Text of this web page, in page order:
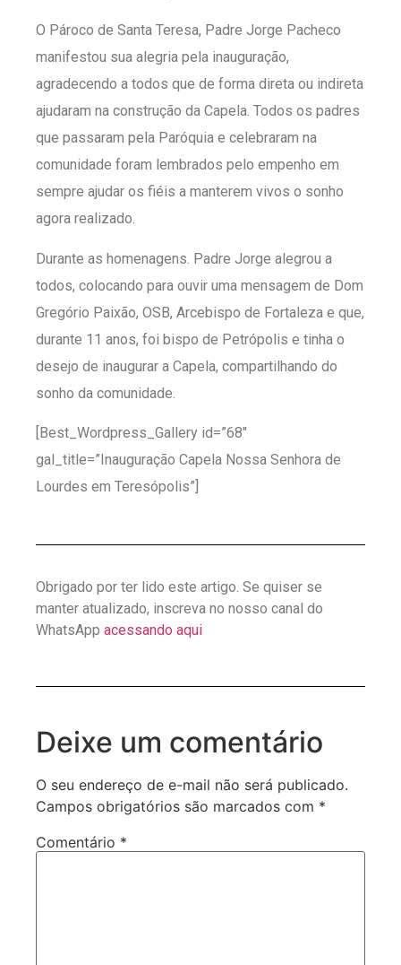
O Pároco de Santa Teresa, Padre Jorge Pacheco
manifestou sua alegria pela inauguração,
agradecendo a todos que de forma direta ou indireta
ajudaram na construção da Capela. Todos os padres
que passaram pela Paróquia e celebraram na
comunidade foram lembrados pelo empenho em
sempre ajudar os fiéis a manterem vivos o sonho
agora realizado.
Durante as homenagens. Padre Jorge alegrou a
todos, colocando para ouvir uma mensagem de Dom
Gregório Paixão, OSB, Arcebispo de Fortaleza e que,
durante 11 anos, foi bispo de Petrópolis e tinha o
desejo de inaugurar a Capela, compartilhando do
sonho da comunidade.
[Best_Wordpress_Gallery id=”68″
gal_title=”Inauguração Capela Nossa Senhora de
Lourdes em Teresópolis”]
Obrigado por ter lido este artigo. Se quiser se
manter atualizado, inscreva no nosso canal do
WhatsApp acessando aqui
Deixe um comentário
O seu endereço de e-mail não será publicado.
Campos obrigatórios são marcados com *
Comentário *